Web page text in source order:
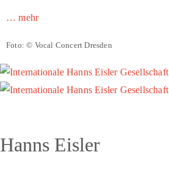
… mehr
Foto: © Vocal Concert Dresden
Hanns Eisler